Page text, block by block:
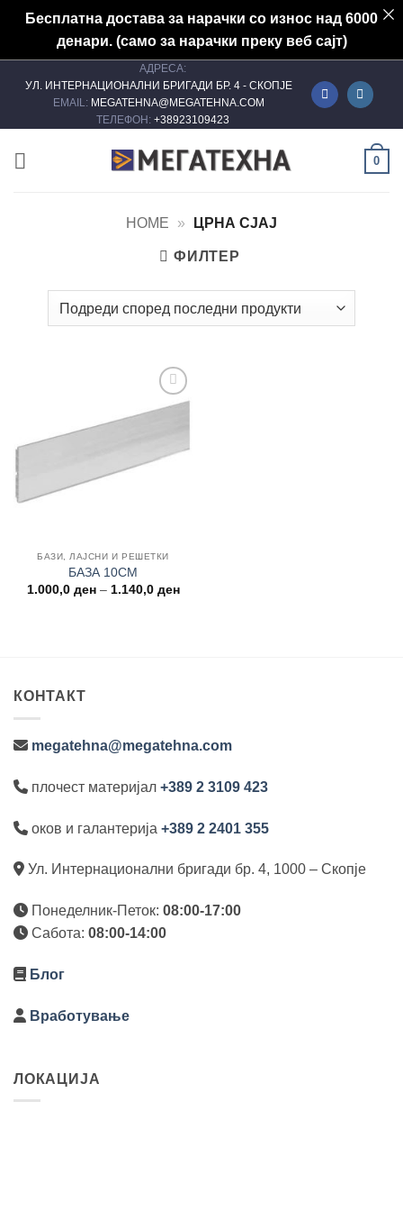
Бесплатна достава за нарачки со износ над 6000
денари. (само за нарачки преку веб сајт)
АДРЕСА:
УЛ. ИНТЕРНАЦИОНАЛНИ БРИГАДИ БР. 4 - СКОПЈЕ
EMAIL: MEGATEHNA@MEGATEHNA.COM
ТЕЛЕФОН: +38923109423
0
HOME » ЦРНА СЈАЈ
ФИЛТЕР
Add to
БАЗИ, ЛАЈСНИ И РЕШЕТКИ
БАЗА 10CM
1.000,0 ден – 1.140,0 денPrice
КОНТАКТ
megatehna@megatehna.com
плочест материјал +389 2 3109 423
оков и галантерија +389 2 2401 355
Ул. Интернационални бригади бр. 4, 1000 – Скопје
Понеделник-Петок: 08:00-17:00
Сабота: 08:00-14:00
Блог
Вработување
ЛОКАЦИЈА